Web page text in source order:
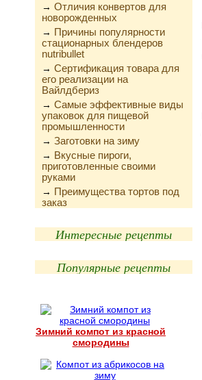
→ Отличия конвертов для
новорожденных
→ Причины популярности
стационарных блендеров
nutribullet
→ Сертификация товара для
его реализации на
Вайлдбериз
→ Самые эффективные виды
упаковок для пищевой
промышленности
→ Заготовки на зиму
→ Вкусные пироги,
приготовленные своими
руками
→ Преимущества тортов под
заказ
Интересные рецепты
Популярные рецепты
Зимний компот из красной
смородины